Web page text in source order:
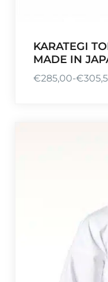
KARATEGI
MADE IN
€285,00-€
P